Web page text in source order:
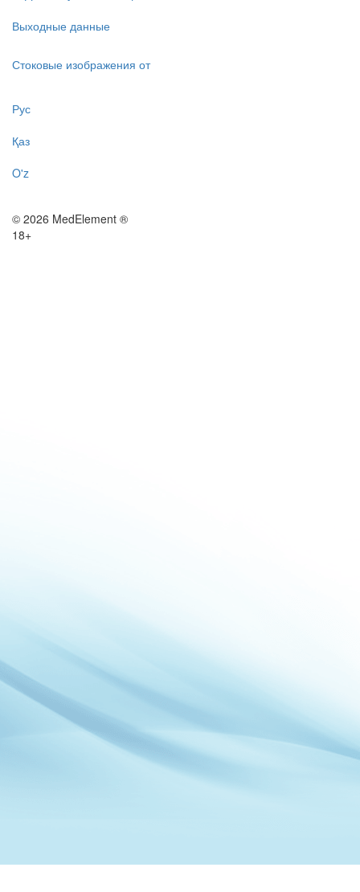
Выходные данные
Стоковые изображения от
Рус
Қаз
O'z
© 2026 MedElement ®
18+